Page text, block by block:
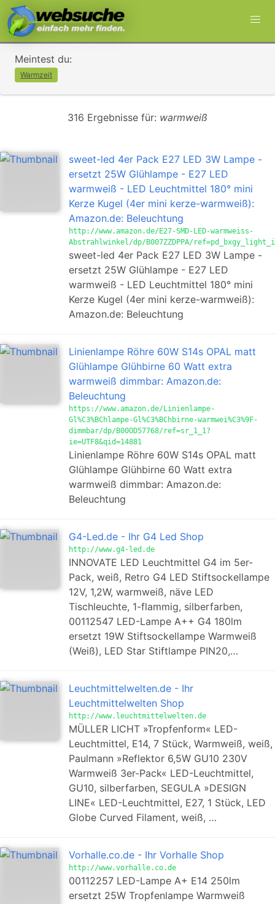
Meintest du:
Warmzeit
316 Ergebnisse für: warmweiß
sweet-led 4er Pack E27 LED 3W Lampe -
ersetzt 25W Glühlampe - E27 LED
warmweiß - LED Leuchtmittel 180° mini
Kerze Kugel (4er mini kerze-warmweiß):
Amazon.de: Beleuchtung
http://www.amazon.de/E27-SMD-LED-warmweiss-
Abstrahlwinkel/dp/B007ZZDPPA/
sweet-led 4er Pack E27 LED 3W Lampe -
ersetzt 25W Glühlampe - E27 LED
warmweiß - LED Leuchtmittel 180° mini
Kerze Kugel (4er mini kerze-warmweiß):
Amazon.de: Beleuchtung
Linienlampe Röhre 60W S14s OPAL matt
Glühlampe Glühbirne 60 Watt extra
warmweiß dimmbar: Amazon.de:
Beleuchtung
https://www.amazon.de/Linienlampe-
Gl%C3%BChlampe-Gl%C3%BChbirne-warmwei%C3%9F-
dimmbar/dp/B00OD57768/ref=sr_1_1?
ie=UTF8&qid=14881
Linienlampe Röhre 60W S14s OPAL matt
Glühlampe Glühbirne 60 Watt extra
warmweiß dimmbar: Amazon.de:
Beleuchtung
G4-Led.de - Ihr G4 Led Shop
http://www.g4-led.de
INNOVATE LED Leuchtmittel G4 im 5er-
Pack, weiß, Retro G4 LED Stiftsockellampe
12V, 1,2W, warmweiß, näve LED
Tischleuchte, 1-flammig, silberfarben,
00112547 LED-Lampe A++ G4 180lm
ersetzt 19W Stiftsockellampe Warmweiß
(Weiß), LED Star Stiftlampe PIN20,…
Leuchtmittelwelten.de - Ihr
Leuchtmittelwelten Shop
http://www.leuchtmittelwelten.de
MÜLLER LICHT »Tropfenform« LED-
Leuchtmittel, E14, 7 Stück, Warmweiß, weiß,
Paulmann »Reflektor 6,5W GU10 230V
Warmweiß 3er-Pack« LED-Leuchtmittel,
GU10, silberfarben, SEGULA »DESIGN
LINE« LED-Leuchtmittel, E27, 1 Stück, LED
Globe Curved Filament, weiß, …
Vorhalle.co.de - Ihr Vorhalle Shop
http://www.vorhalle.co.de
00112257 LED-Lampe A+ E14 250lm
ersetzt 25W Tropfenlampe Warmweiß